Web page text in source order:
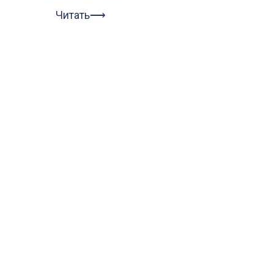
Читать⟶